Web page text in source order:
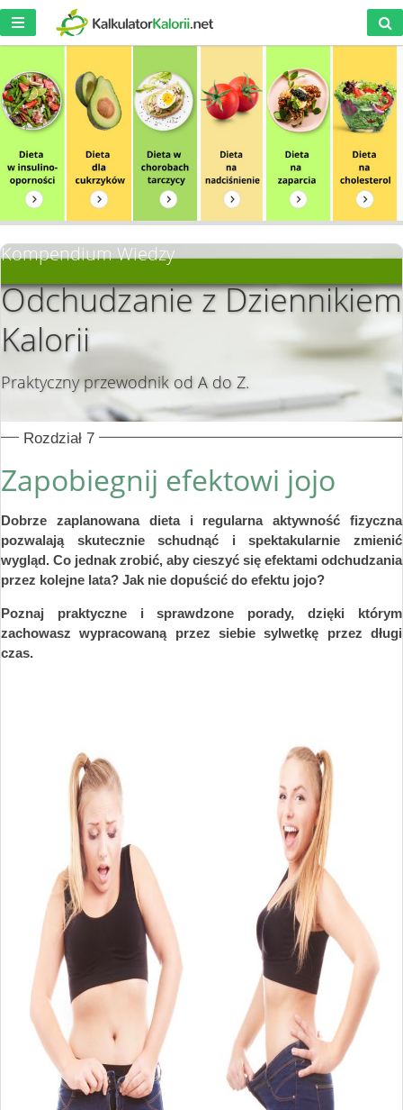
Kompendium Wiedzy
Odchudzanie z Dziennikiem
Kalorii
Praktyczny przewodnik od A do Z.
Rozdział 7
Zapobiegnij efektowi jojo
Dobrze zaplanowana dieta i regularna aktywność fizyczna
pozwalają skutecznie schudnąć i spektakularnie zmienić
wygląd. Co jednak zrobić, aby cieszyć się efektami odchudzania
przez kolejne lata? Jak nie dopuścić do efektu jojo?
Poznaj praktyczne i sprawdzone porady, dzięki którym
zachowasz wypracowaną przez siebie sylwetkę przez długi
czas.